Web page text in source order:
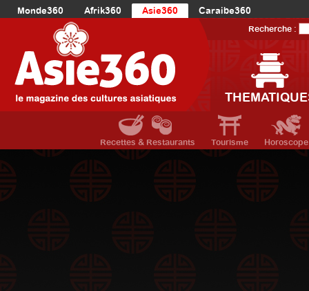
Monde360 Afrik360 Asie360
Caraibe360
Europe360
AmériqueDuNord360
Océanie360
Recherche :
Recettes & Restaurants Tourisme Horoscope